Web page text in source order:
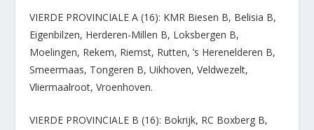
VIERDE PROVINCIALE A (16): KMR Biesen B, Belisia B,
Eigenbilzen, Herderen-Millen B, Loksbergen B,
Moelingen, Rekem, Riemst, Rutten, ’s Herenelderen B,
Smeermaas, Tongeren B, Uikhoven, Veldwezelt,
Vliermaalroot, Vroenhoven.
VIERDE PROVINCIALE B (16): Bokrijk, RC Boxberg B,